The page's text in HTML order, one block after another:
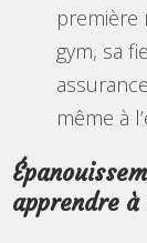
première
gym, sa
même à
apprendre